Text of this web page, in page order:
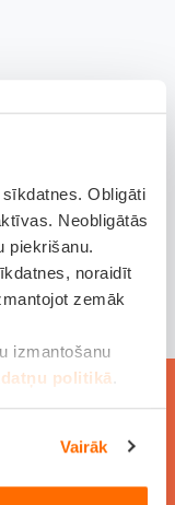
Obligāti
Neobligātās
piekrišanu.
noraidīt
zemāk
izmantošanu
politikā
Vairāk